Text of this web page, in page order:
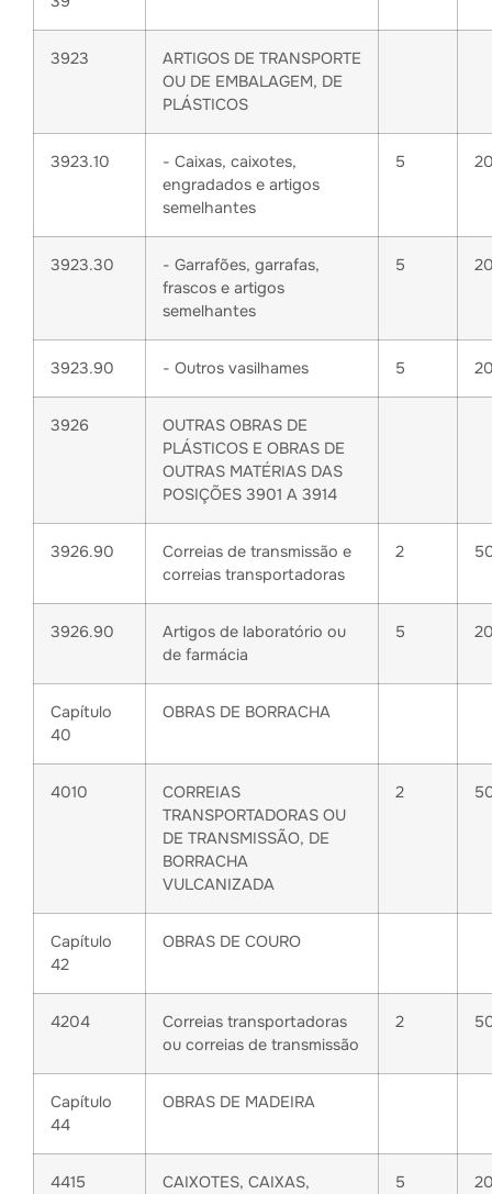
3923
ARTIGOS DE TRANSPORTE
OU DE EMBALAGEM, DE
PLÁSTICOS
3923.10
- Caixas, caixotes,
engradados e artigos
semelhantes
5
3923.30
- Garrafões, garrafas,
frascos e artigos
semelhantes
5
3923.90 - Outros vasilhames 5
3926
OUTRAS OBRAS DE
PLÁSTICOS E OBRAS DE
OUTRAS MATÉRIAS DAS
POSIÇÕES 3901 A 3914
3926.90
Correias de transmissão e
correias transportadoras
2
3926.90
Artigos de laboratório ou
de farmácia
5
Capítulo
40
OBRAS DE BORRACHA
4010
CORREIAS
TRANSPORTADORAS OU
DE TRANSMISSÃO, DE
BORRACHA
VULCANIZADA
2
Capítulo
42
OBRAS DE COURO
4204
Correias transportadoras
ou correias de transmissão
2
Capítulo
44
OBRAS DE MADEIRA
4415
CAIXOTES, CAIXAS,
5